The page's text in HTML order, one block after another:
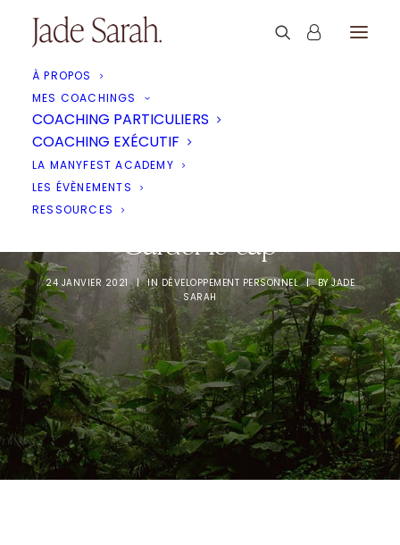
À PROPOS
MES COACHINGS
COACHING PARTICULIERS
COACHING EXÉCUTIF
LA MANYFEST ACADEMY
LES ÉVÈNEMENTS
RESSOURCES
Garder le cap
24 JANVIER 2021 | INDÉVELOPPEMENT PERSONNEL | BYJADE
SARAH